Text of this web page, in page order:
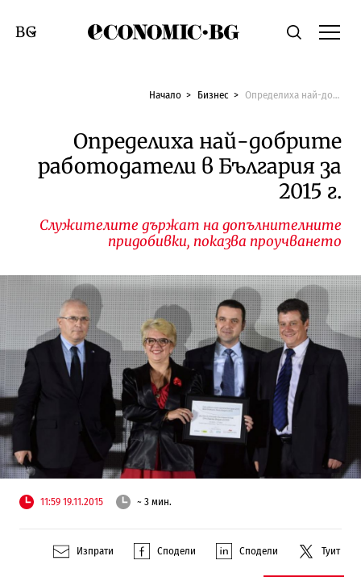
Economic.bgТърсене
Смяна на език
Начало Бизнес Определиха най-добрите работодатели в България за 2015 г.
Определиха най-добрите
работодатели в България за
2015 г.
Служителите държат на допълнителните
придобивки, показва проучването
11:59 19.11.2015 ~ 3 мин.
Изпрати Сподели Сподели Туит